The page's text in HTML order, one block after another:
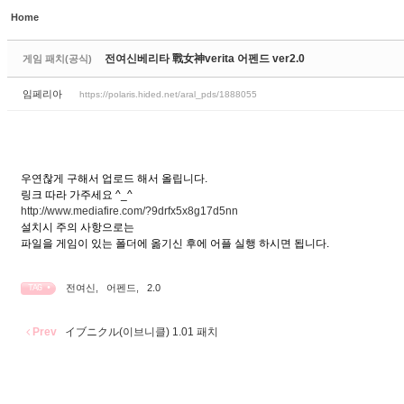
Home
게임 패치(공식) 전여신베리타 戰女神verita 어펜드 ver2.0
임페리아 https://polaris.hided.net/aral_pds/1888055
우연찮게 구해서 업로드 해서 올립니다.
링크 따라 가주세요 ^_^
http://www.mediafire.com/?9drfx5x8g17d5nn
설치시 주의 사항으로는
파일을 게임이 있는 폴더에 옮기신 후에 어플 실행 하시면 됩니다.
TAG • 전여신 어펜드 2.0
Prev イブニクル(이브니클) 1.01 패치
Sketchbook5, 스케치북5
Sketchbook5, 스케치북5
Sketchbook5, 스케치북5
Sketchbook5, 스케치북5